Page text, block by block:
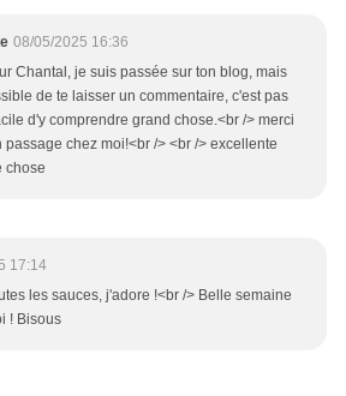
08/05/2025 16:36
Chantal, je suis passée sur ton blog, mais
de te laisser un commentaire, c'est pas
d'y comprendre grand chose.<br /> merci
passage chez moi!<br /> <br /> excellente
chose
17:14
les sauces, j'adore !<br /> Belle semaine
! Bisous